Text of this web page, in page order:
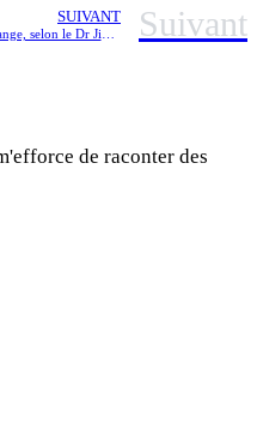
SUIVANT Suivant
de raconter des